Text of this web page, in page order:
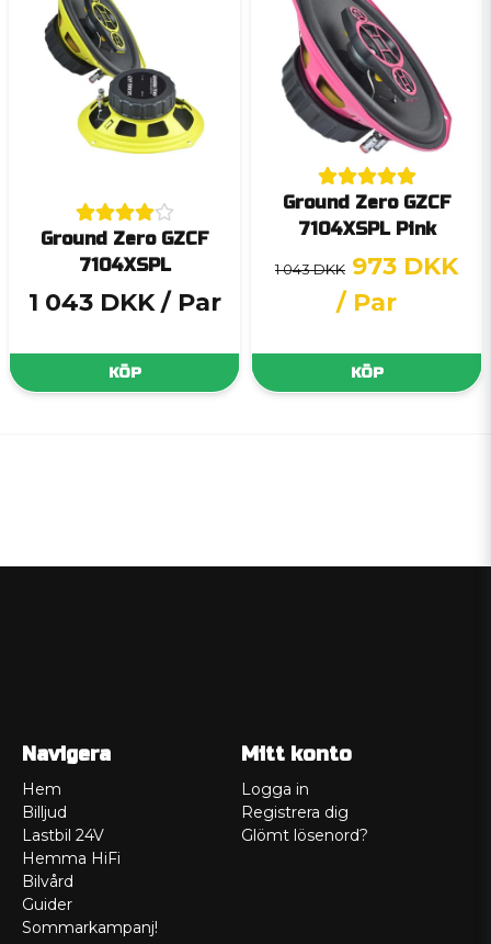
Ground Zero GZCF
7104XSPL
1 043 DKK / Par
KÖP
Ground Zero GZCF
7104XSPL Pink
1 043 DKK 973 DKK
/ Par
KÖP
Navigera
Hem
Billjud
Lastbil 24V
Hemma HiFi
Bilvård
Guider
Sommarkampanj!
Mitt konto
Logga in
Registrera dig
Glömt lösenord?